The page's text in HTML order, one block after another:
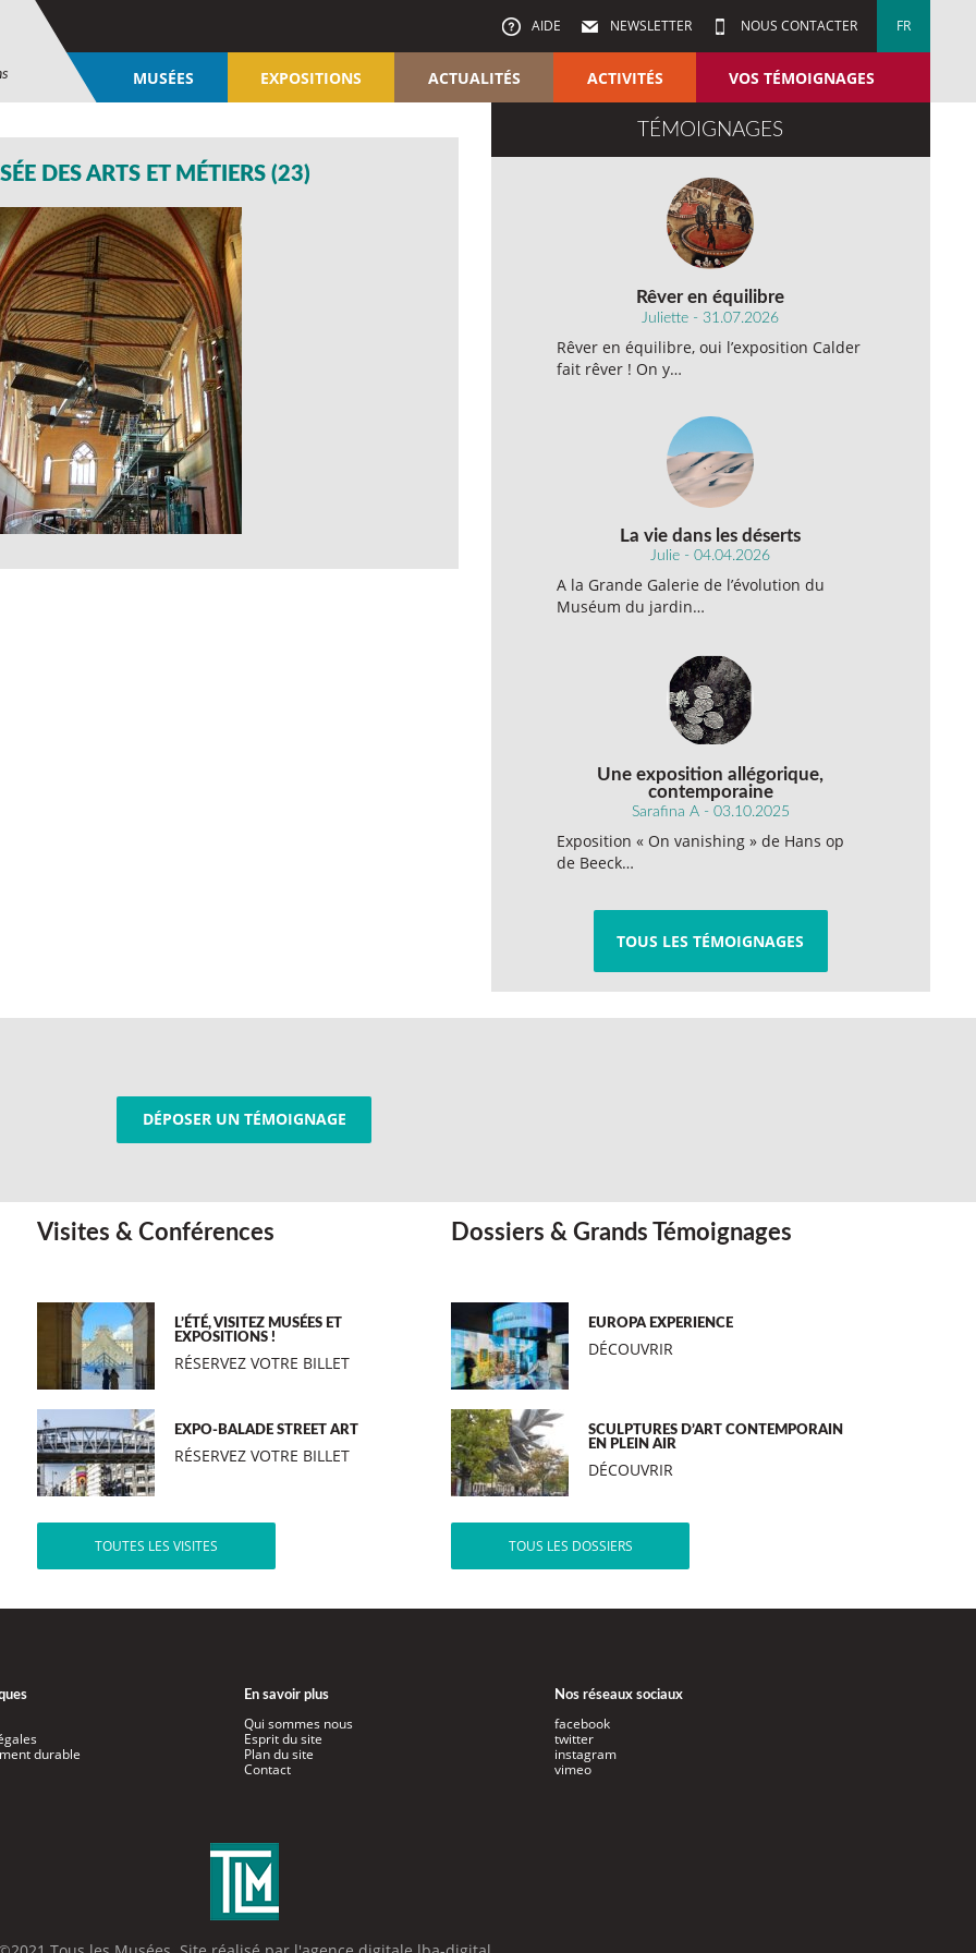
AIDE NEWSLETTER NOUS CONTACTER FR
MUSÉES EXPOSITIONS ACTUALITÉS ACTIVITÉS VOS TÉMOIGNAGES
DES ARTS ET MÉTIERS (23)
TÉMOIGNAGES
Rêver en équilibre
Juliette - 31.07.2026
Rêver en équilibre, oui l’exposition Calder
fait rêver ! On y…
La vie dans les déserts
Julie - 04.04.2026
A la Grande Galerie de l’évolution du
Muséum du jardin…
Une exposition allégorique,
contemporaine
Sarafina A - 03.10.2025
Exposition « On vanishing » de Hans op
de Beeck…
TOUS LES TÉMOIGNAGES
DÉPOSER UN TÉMOIGNAGE
Visites & Conférences
L’ÉTÉ, VISITEZ MUSÉES ET
EXPOSITIONS !
RÉSERVEZ VOTRE BILLET
EXPO-BALADE STREET ART
RÉSERVEZ VOTRE BILLET
TOUTES LES VISITES
Dossiers & Grands Témoignages
EUROPA EXPERIENCE
DÉCOUVRIR
SCULPTURES D’ART CONTEMPORAIN
EN PLEIN AIR
DÉCOUVRIR
TOUS LES DOSSIERS
durable
En savoir plus
Qui sommes nous
Esprit du site
Plan du site
Contact
Nos réseaux sociaux
facebook
twitter
instagram
vimeo